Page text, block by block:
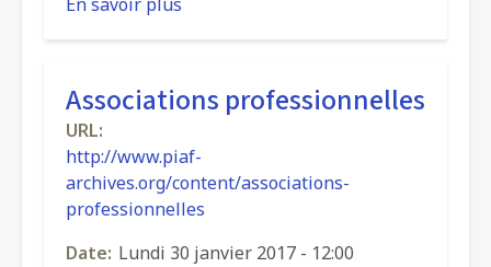
En savoir plus
discussions
Associations professionnelles
URL
http://www.piaf-
archives.org/content/associations-
professionnelles
Date Lundi 30 janvier 2017 - 12:00